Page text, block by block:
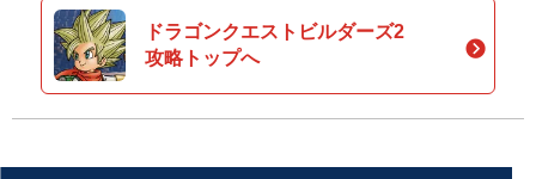
ドラゴンクエストビルダーズ2
攻略トップへ